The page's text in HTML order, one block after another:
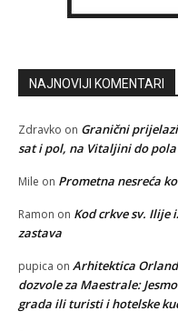
NAJNOVIJI KOMENTARI
Zdravko on Granični
sat i pol, na Vitaljini do
Mile on Prometna nesreća
Ramon on Kod crkve sv. Ilije
zastava
pupica on Arhitektica
dozvole za Maestrale:
grada ili turisti i hotelske